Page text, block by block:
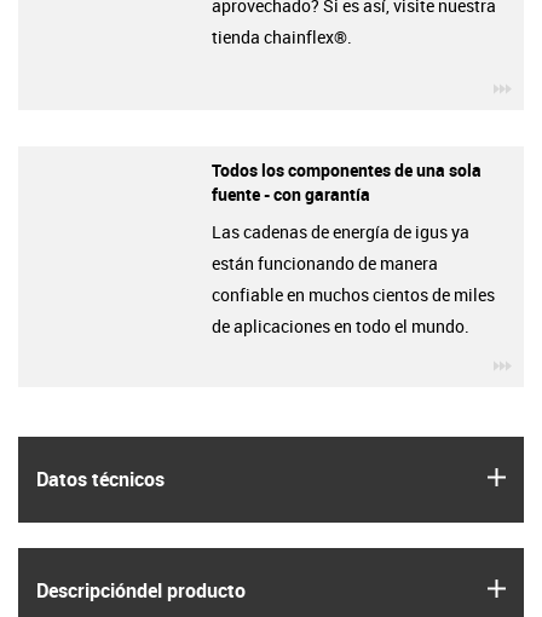
Datos técnicos
Descripción­del producto
aprovechado? Si es así, visite nuestra
tienda chainflex®.
Todos los componentes de una sola
fuente - con garantía
Las cadenas de energía de igus ya
están funcionando de manera
confiable en muchos cientos de miles
de aplicaciones en todo el mundo.